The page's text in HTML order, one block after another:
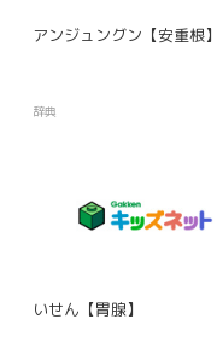
アンジュングン【安重根】
辞典
いせん【胃腺】